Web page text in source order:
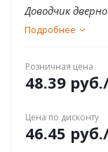
Доводчик
Подробнее
Розничная цена
48.39 руб.
Цена по дисконту
46.45 руб.